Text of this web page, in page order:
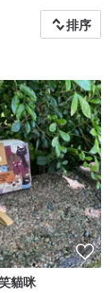
排序
貓咪